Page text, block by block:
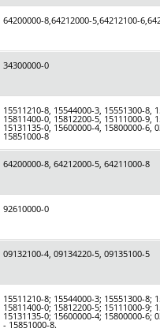
64200000-8,64212000-5,64212100-
34300000-0
15511210-8, 15544000-3, 15551300-8,
15811400-0, 15812200-5, 15111000-9,
15131135-0, 15600000-4, 15800000-6,
15851000-8
64200000-8, 64212000-5, 64211000-8
92610000-0
09132100-4, 09134220-5, 09135100-5
15511210-8; 15544000-3; 15551300-8;
15811400-0; 15812200-5; 15111000-9;
15131135-0; 15600000-4; 15800000-6;
- 15851000-8.